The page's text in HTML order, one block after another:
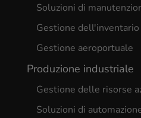
Soluzioni di
Gestione dell'inventario
Gestione aeroportuale
Produzione industriale
Gestione delle risorse
Soluzioni di